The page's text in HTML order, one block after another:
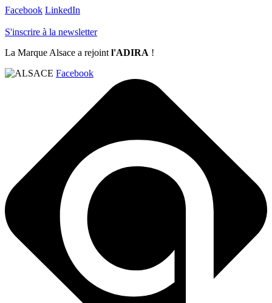
Facebook LinkedIn
S'inscrire à la newsletter
La Marque Alsace a rejoint l'ADIRA !
Facebook